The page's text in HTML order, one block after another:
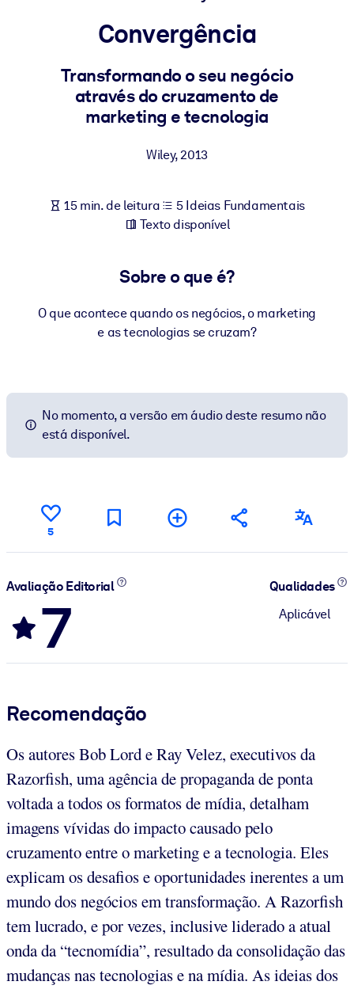
Para LMS/LXP
Leve conhecimento verificado e conciso para seu LMS/LXP para
resultados de aprendizagem mais sólidos.
Para sistemas de IA
Convergência
Transformando o seu negócio
através do cruzamento de
marketing e tecnologia
Wiley,2013
15 min. de leitura
5 Ideias Fundamentais
Texto disponível
Sobre o que é?
O que acontece quando os negócios, o marketing
e as tecnologias se cruzam?
No momento, a versão em áudio deste resumo não
está disponível.
5
Avaliação Editorial
7
Qualidades
Aplicável
Recomendação
Os autores Bob Lord e Ray Velez, executivos da
Razorfish, uma agência de propaganda de ponta
voltada a todos os formatos de mídia, detalham
imagens vívidas do impacto causado pelo
cruzamento entre o marketing e a tecnologia. Eles
explicam os desafios e oportunidades inerentes a um
mundo dos negócios em transformação. A Razorfish
tem lucrado, e por vezes, inclusive liderado a atual
onda da “tecnomídia”, resultado da consolidação das
mudanças nas tecnologias e na mídia. As ideias dos